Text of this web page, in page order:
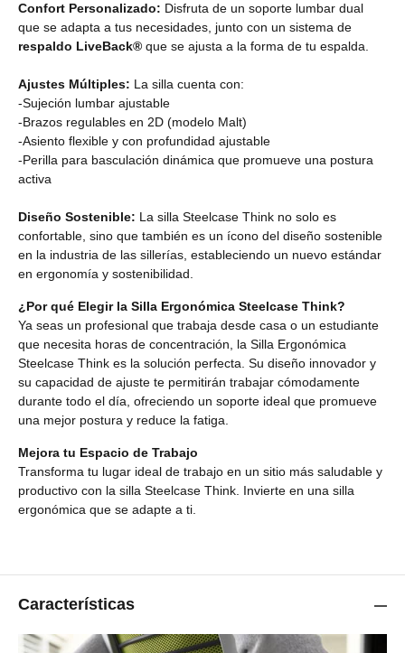
Confort Personalizado: Disfruta de un soporte lumbar dual
que se adapta a tus necesidades, junto con un sistema de
respaldo LiveBack® que se ajusta a la forma de tu espalda.
Ajustes Múltiples: La silla cuenta con:
-Sujeción lumbar ajustable
-Brazos regulables en 2D (modelo Malt)
-Asiento flexible y con profundidad ajustable
-Perilla para basculación dinámica que promueve una postura
activa
Diseño Sostenible: La silla Steelcase Think no solo es
confortable, sino que también es un ícono del diseño sostenible
en la industria de las sillerías, estableciendo un nuevo estándar
en ergonomía y sostenibilidad.
¿Por qué Elegir la Silla Ergonómica Steelcase Think?
Ya seas un profesional que trabaja desde casa o un estudiante
que necesita horas de concentración, la Silla Ergonómica
Steelcase Think es la solución perfecta. Su diseño innovador y
su capacidad de ajuste te permitirán trabajar cómodamente
durante todo el día, ofreciendo un soporte ideal que promueve
una mejor postura y reduce la fatiga.
Mejora tu Espacio de Trabajo
Transforma tu lugar ideal de trabajo en un sitio más saludable y
productivo con la silla Steelcase Think. Invierte en una silla
ergonómica que se adapte a ti.
Características